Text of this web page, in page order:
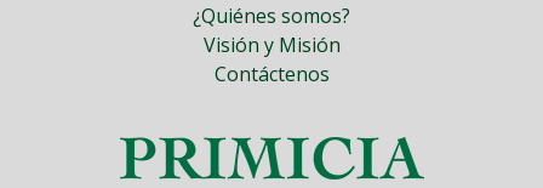
¿Quiénes somos?
Visión y Misión
Contáctenos